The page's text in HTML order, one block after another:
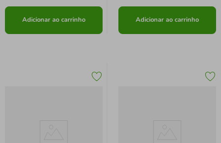
Adicionar ao carrinho Adicionar ao carrinho